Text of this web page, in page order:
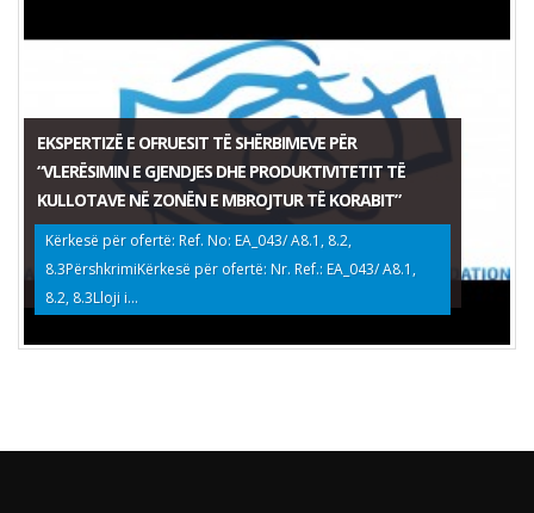
EKSPERTIZË E OFRUESIT TË SHËRBIMEVE PËR
“VLERËSIMIN E GJENDJES DHE PRODUKTIVITETIT TË
KULLOTAVE NË ZONËN E MBROJTUR TË KORABIT”
Kërkesë për ofertë: Ref. No: EA_043/ A8.1, 8.2,
8.3PërshkrimiKërkesë për ofertë: Nr. Ref.: EA_043/ A8.1,
8.2, 8.3Lloji i...